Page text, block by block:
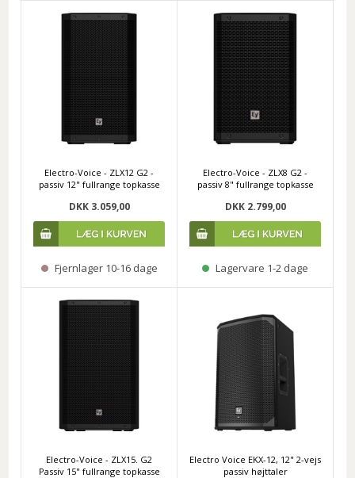
Electro-Voice - ZLX12 G2 -
passiv 12" fullrange topkasse
DKK 3.059,00
Fjernlager 10-16 dage
Electro-Voice - ZLX8 G2 -
passiv 8" fullrange topkasse
DKK 2.799,00
Lagervare 1-2 dage
Electro-Voice - ZLX15. G2
Passiv 15" fullrange topkasse
Electro Voice EKX-12, 12" 2-vejs
passiv højttaler